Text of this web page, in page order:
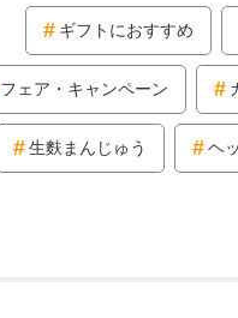
ギフトにおすすめ
フェア・キャンペーン
生麩まんじゅう ヘ